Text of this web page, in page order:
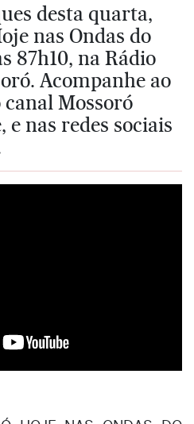
desta quarta,
nas Ondas do
87h10, na Rádio
Acompanhe ao
Mossoró
e nas redes sociais